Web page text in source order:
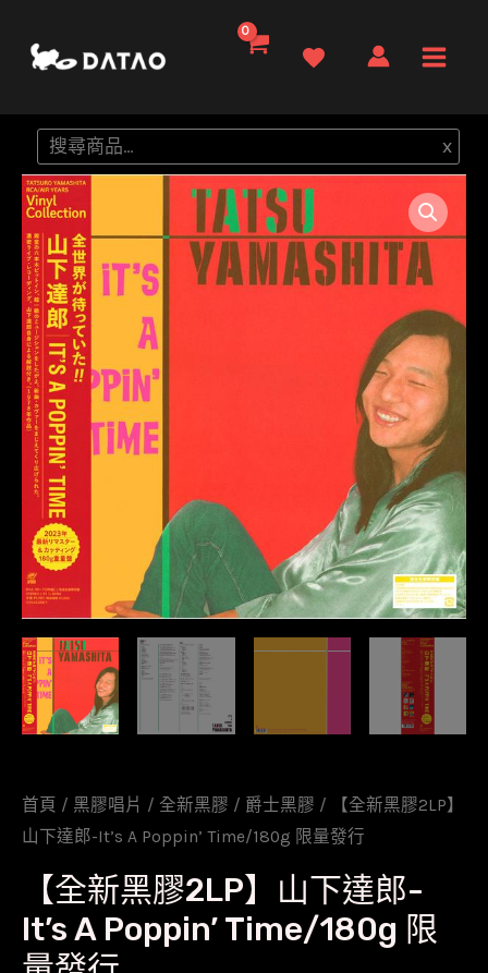
要
Menu
搜
尋
x
首頁 / 黑膠唱片 / 全新黑膠 / 爵士黑膠 / 【全新黑膠2LP】
山下達郎-It’s A Poppin’ Time/180g 限量發行
【全新黑膠2LP】山下達郎-
It’s A Poppin’ Time/180g 限